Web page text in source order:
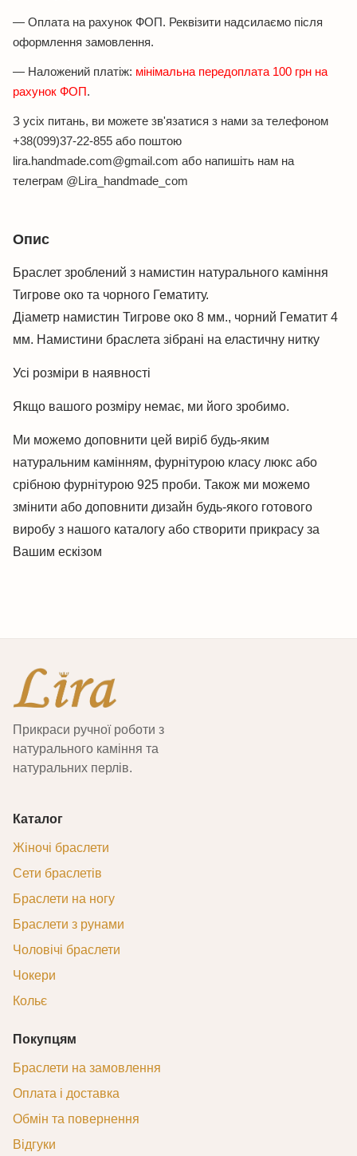
— Оплата на рахунок ФОП. Реквізити надсилаємо після
оформлення замовлення.
— Наложений платіж: мінімальна передоплата 100 грн на
рахунок ФОП.
З усіх питань, ви можете зв'язатися з нами за телефоном
+38(099)37-22-855 або поштою
lira.handmade.com@gmail.com або напишіть нам на
телеграм @Lira_handmade_com
Опис
Браслет зроблений з намистин натурального каміння
Тигрове око та чорного Гематиту.
Діаметр намистин Тигрове око 8 мм., чорний Гематит 4
мм. Намистини браслета зібрані на еластичну нитку
Усі розміри в наявності
Якщо вашого розміру немає, ми його зробимо.
Ми можемо доповнити цей виріб будь-яким
натуральним камінням, фурнітурою класу люкс або
срібною фурнітурою 925 проби. Також ми можемо
змінити або доповнити дизайн будь-якого готового
виробу з нашого каталогу або створити прикрасу за
Вашим ескізом
Прикраси ручної роботи з
натурального каміння та
натуральних перлів.
Каталог
Жіночі браслети
Сети браслетів
Браслети на ногу
Браслети з рунами
Чоловічі браслети
Чокери
Кольє
Покупцям
Браслети на замовлення
Оплата і доставка
Обмін та повернення
Відгуки